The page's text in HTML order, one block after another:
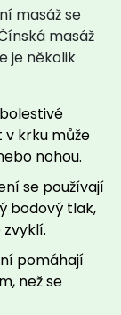
masáž se
masáž
je několik
v krku může
nohou.
se používají
bodový tlak,
pomáhají
než se